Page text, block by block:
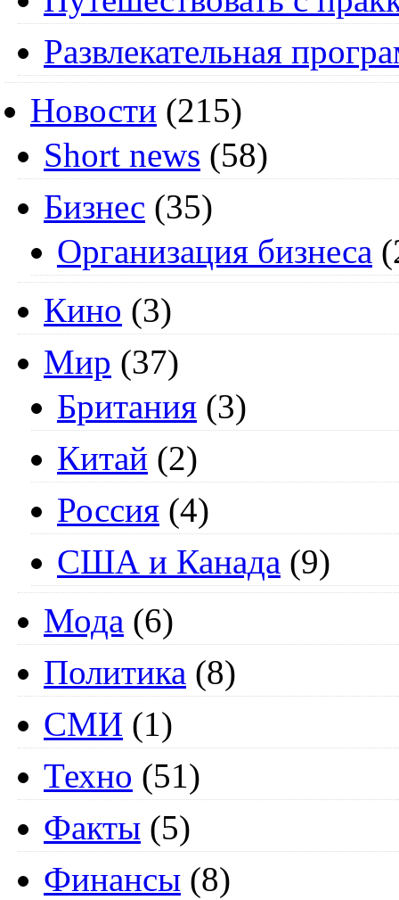
Развлекательная
Новости (215)
Short news (58)
Бизнес (35)
Организация бизнеса
Кино (3)
Мир (37)
Британия (3)
Китай (2)
Россия (4)
США и Канада (9)
Мода (6)
Политика (8)
СМИ (1)
Техно (51)
Факты (5)
Финансы (8)